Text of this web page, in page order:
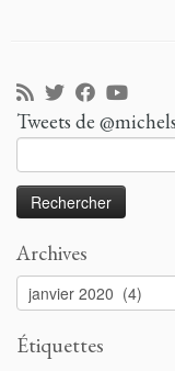
Tweets de
Archives
Archives
Étiquettes